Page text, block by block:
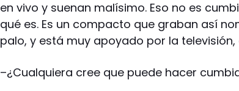
en vivo y suenan malísimo. Eso no es
qué es. Es un compacto que graban así
palo, y está muy apoyado por la
–¿Cualquiera cree que puede hacer